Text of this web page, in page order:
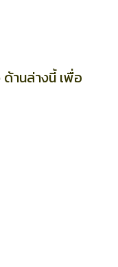
านล่างนี้ เพื่อ